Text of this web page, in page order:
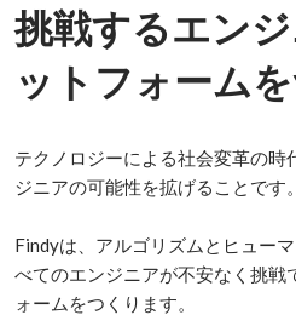
挑戦するエン
ットフォームを
テクノロジーによる社会変革の時
ジニアの可能性を拡げることです。
Findyは、アルゴリズムとヒュー
べてのエンジニアが不安なく挑戦
ォームをつくります。